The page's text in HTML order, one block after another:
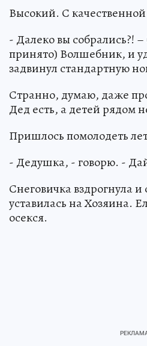
Высокий. С
- Далеко вы собрались?!
принято) Волшебник, и
задвинул стандартную
Странно, думаю, даже
Дед есть, а детей рядом
Пришлось помолодеть
- Дедушка, - говорю. -
Снеговичка вздрогнула
уставилась на Хозяина.
осекся.